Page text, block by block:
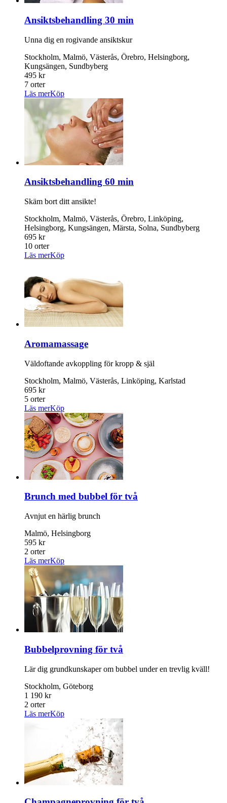
Ansiktsbehandling 30 min
Unna dig en rogivande ansiktskur
Stockholm, Malmö, Västerås, Örebro, Helsingborg,
Kungsängen, Sundbyberg
495 kr
7 orter
Läs merKöp
Ansiktsbehandling 60 min
Skäm bort ditt ansikte!
Stockholm, Malmö, Västerås, Örebro, Linköping,
Helsingborg, Kungsängen, Märsta, Solna, Sundbyberg
695 kr
10 orter
Läs merKöp
Aromamassage
Väldoftande avkoppling för kropp & själ
Stockholm, Malmö, Västerås, Linköping, Karlstad
695 kr
5 orter
Läs merKöp
Brunch med bubbel för två
Avnjut en härlig brunch
Malmö, Helsingborg
595 kr
2 orter
Läs merKöp
Bubbelprovning för två
Lär dig grundkunskaper om bubbel under en trevlig kväll!
Stockholm, Göteborg
1 190 kr
2 orter
Läs merKöp